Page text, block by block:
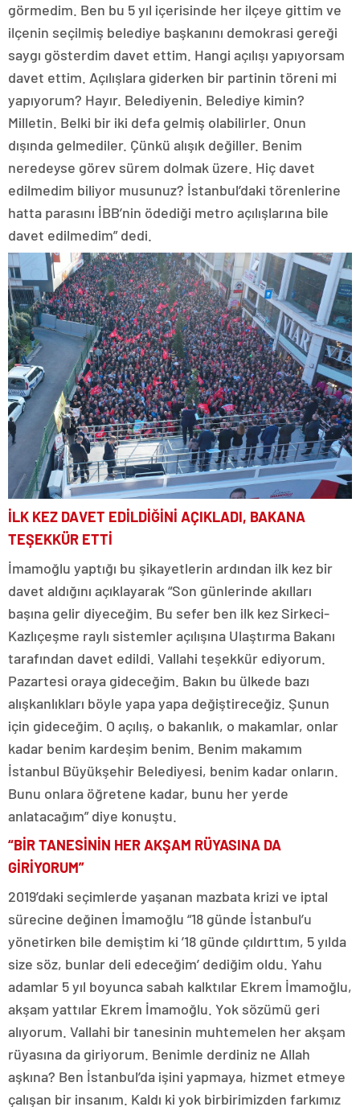
görmedim. Ben bu 5 yıl içerisinde her ilçeye gittim ve
ilçenin seçilmiş belediye başkanını demokrasi gereği
saygı gösterdim davet ettim. Hangi açılışı yapıyorsam
davet ettim. Açılışlara giderken bir partinin töreni mi
yapıyorum? Hayır. Belediyenin. Belediye kimin?
Milletin. Belki bir iki defa gelmiş olabilirler. Onun
dışında gelmediler. Çünkü alışık değiller. Benim
neredeyse görev sürem dolmak üzere. Hiç davet
edilmedim biliyor musunuz? İstanbul’daki törenlerine
hatta parasını İBB’nin ödediği metro açılışlarına bile
davet edilmedim” dedi.
İLK KEZ DAVET EDİLDİĞİNİ AÇIKLADI, BAKANA
TEŞEKKÜR ETTİ
İmamoğlu yaptığı bu şikayetlerin ardından ilk kez bir
davet aldığını açıklayarak “Son günlerinde akılları
başına gelir diyeceğim. Bu sefer ben ilk kez Sirkeci-
Kazlıçeşme raylı sistemler açılışına Ulaştırma Bakanı
tarafından davet edildi. Vallahi teşekkür ediyorum.
Pazartesi oraya gideceğim. Bakın bu ülkede bazı
alışkanlıkları böyle yapa yapa değiştireceğiz. Şunun
için gideceğim. O açılış, o bakanlık, o makamlar, onlar
kadar benim kardeşim benim. Benim makamım
İstanbul Büyükşehir Belediyesi, benim kadar onların.
Bunu onlara öğretene kadar, bunu her yerde
anlatacağım” diye konuştu.
“BİR TANESİNİN HER AKŞAM RÜYASINA DA
GİRİYORUM”
2019’daki seçimlerde yaşanan mazbata krizi ve iptal
sürecine değinen İmamoğlu “18 günde İstanbul’u
yönetirken bile demiştim ki ’18 günde çıldırttım, 5 yılda
size söz, bunlar deli edeceğim’ dediğim oldu. Yahu
adamlar 5 yıl boyunca sabah kalktılar Ekrem İmamoğlu,
akşam yattılar Ekrem İmamoğlu. Yok sözümü geri
alıyorum. Vallahi bir tanesinin muhtemelen her akşam
rüyasına da giriyorum. Benimle derdiniz ne Allah
aşkına? Ben İstanbul’da işini yapmaya, hizmet etmeye
çalışan bir insanım. Kaldı ki yok birbirimizden farkımız